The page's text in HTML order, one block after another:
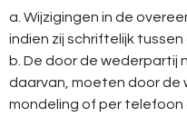
a. Wijzigingen in de
indien zij schriftelijk
b. De door de wederpartij
daarvan, moeten door de
mondeling of per telefoon